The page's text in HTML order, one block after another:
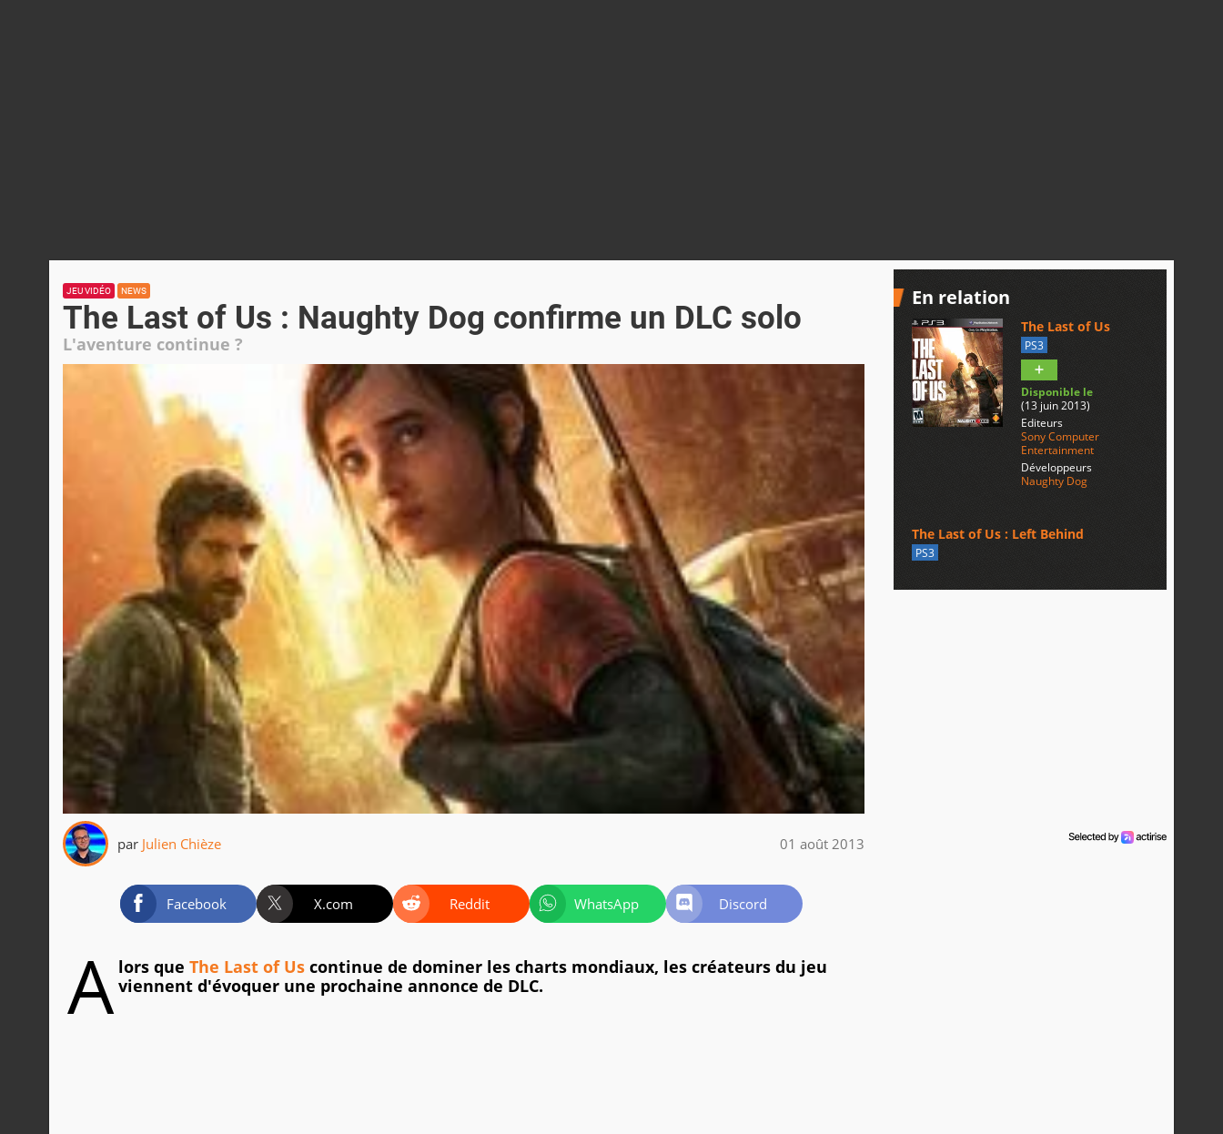
JEU VIDÉO NEWS
The Last of Us : Naughty Dog confirme un DLC solo
L'aventure continue ?
par Julien Chièze 01 août 2013
Facebook X.com Reddit WhatsApp Discord
A lors que The Last of Us continue de dominer les charts mondiaux, les créateurs du jeu
viennent d'évoquer une prochaine annonce de DLC.
En relation
The Last of Us
PS3
Disponible le
(13 juin 2013)
Editeurs
Sony Computer
Entertainment
Développeurs
Naughty Dog
The Last of Us : Left Behind
PS3